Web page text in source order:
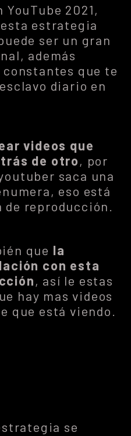
2021,
estrategia
ser un gran
además
que te
diario en
videos que
de otro, por
saca una
eso está
de reproducción.
que la
con esta
, así le estas
hay mas videos
que está viendo.
se